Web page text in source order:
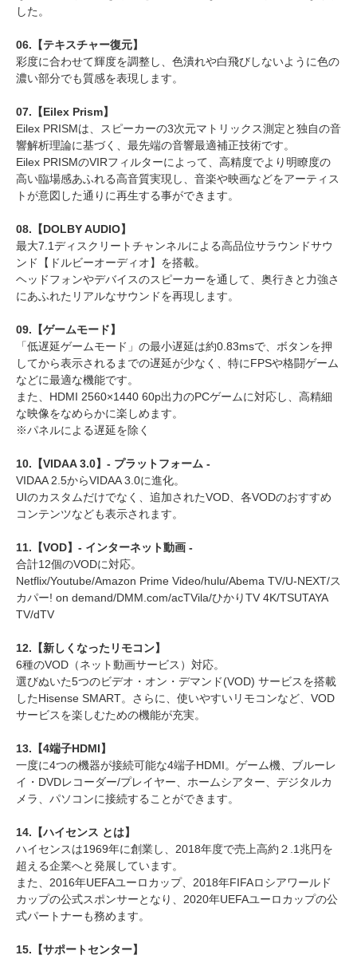
した。
06.【テキスチャー復元】
彩度に合わせて輝度を調整し、色潰れや白飛びしないように色の
濃い部分でも質感を表現します。
07.【Eilex Prism】
Eilex PRISMは、スピーカーの3次元マトリックス測定と独自の音
響解析理論に基づく、最先端の音響最適補正技術です。
Eilex PRISMのVIRフィルターによって、高精度でより明瞭度の
高い臨場感あふれる高音質実現し、音楽や映画などをアーティス
トが意図した通りに再生する事ができます。
08.【DOLBY AUDIO】
最大7.1ディスクリートチャンネルによる高品位サラウンドサウ
ンド【ドルビーオーディオ】を搭載。
ヘッドフォンやデバイスのスピーカーを通して、奥行きと力強さ
にあふれたリアルなサウンドを再現します。
09.【ゲームモード】
「低遅延ゲームモード」の最小遅延は約0.83msで、ボタンを押
してから表示されるまでの遅延が少なく、特にFPSや格闘ゲーム
などに最適な機能です。
また、HDMI 2560×1440 60p出力のPCゲームに対応し、高精細
な映像をなめらかに楽しめます。
※パネルによる遅延を除く
10.【VIDAA 3.0】- プラットフォーム -
VIDAA 2.5からVIDAA 3.0に進化。
UIのカスタムだけでなく、追加されたVOD、各VODのおすすめ
コンテンツなども表示されます。
11.【VOD】- インターネット動画 -
合計12個のVODに対応。
Netflix/Youtube/Amazon Prime Video/hulu/Abema TV/U-NEXT/ス
カパー! on demand/DMM.com/acTVila/ひかりTV 4K/TSUTAYA
TV/dTV
12.【新しくなったリモコン】
6種のVOD（ネット動画サービス）対応。
選びぬいた5つのビデオ・オン・デマンド(VOD) サービスを搭載
したHisense SMART。さらに、使いやすいリモコンなど、VOD
サービスを楽しむための機能が充実。
13.【4端子HDMI】
一度に4つの機器が接続可能な4端子HDMI。ゲーム機、ブルーレ
イ・DVDレコーダー/プレイヤー、ホームシアター、デジタルカ
メラ、パソコンに接続することができます。
14.【ハイセンス とは】
ハイセンスは1969年に創業し、2018年度で売上高約２.1兆円を
超える企業へと発展しています。
また、2016年UEFAユーロカップ、2018年FIFAロシアワールド
カップの公式スポンサーとなり、2020年UEFAユーロカップの公
式パートナーも務めます。
15.【サポートセンター】